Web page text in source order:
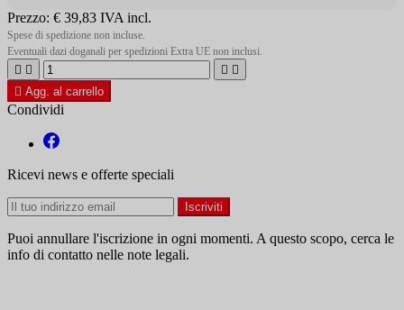
Prezzo: € 39,83 IVA incl.
Spese di spedizione non incluse.
Eventuali dazi doganali per spedizioni Extra UE non inclusi.
   
 Agg. al carrello
Condividi
Ricevi news e offerte speciali
Puoi annullare l'iscrizione in ogni momenti. A questo scopo, cerca le
info di contatto nelle note legali.